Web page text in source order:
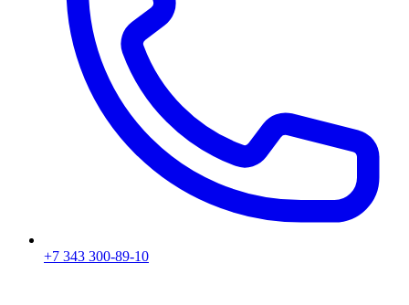
+7 343 300-89-10